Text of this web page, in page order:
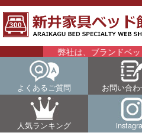
弊社は、ブランドベッドメー
よくあるご質問 お問い合
人気ランキング